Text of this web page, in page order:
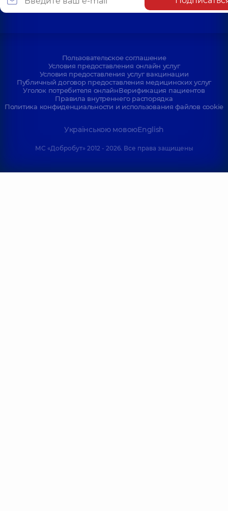
Пользовательское соглашение
Условия предоставления онлайн услуг
Условия предоставления услуг вакцинации
Публичный договор предоставления медицинских услуг
Уголок потребителя онлайнВерификация пациентов
Правила внутреннего распорядка
Политика конфиденциальности и использования файлов cookie
Українською мовоюEnglish
МС «Добробут» 2012 - 2026. Все права защищены